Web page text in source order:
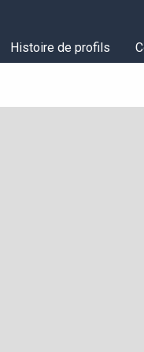
Histoire de profils